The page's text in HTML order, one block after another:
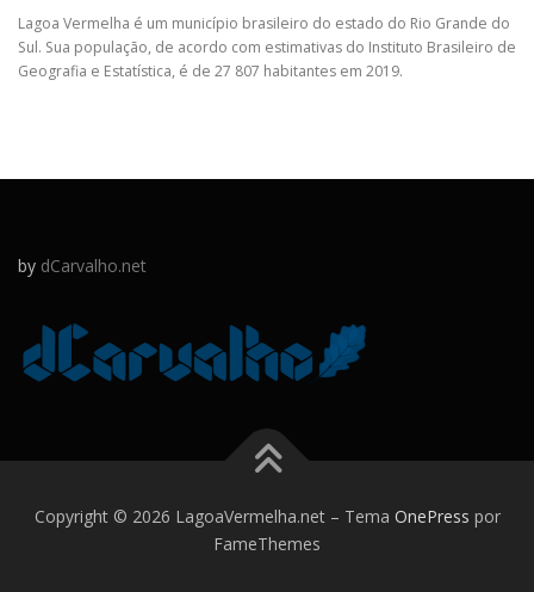
Lagoa Vermelha é um município brasileiro do estado do Rio Grande do
Sul. Sua população, de acordo com estimativas do Instituto Brasileiro de
Geografia e Estatística, é de 27 807 habitantes em 2019.
by dCarvalho.net
Copyright © 2026 LagoaVermelha.net – Tema OnePress por
FameThemes